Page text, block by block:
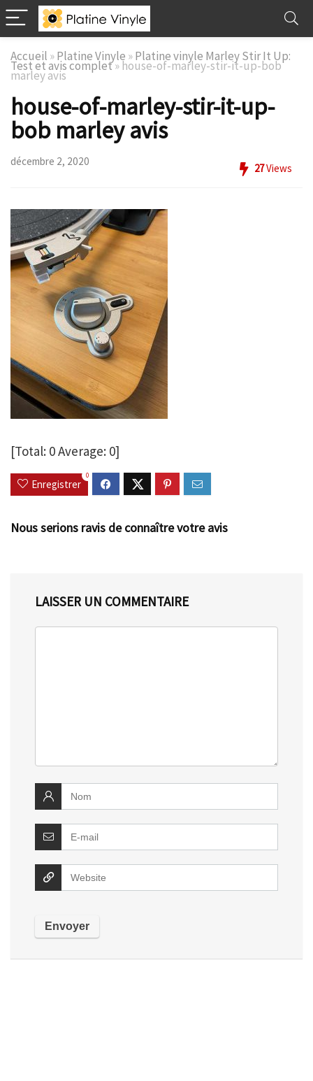
Accueil »Platine Vinyle »Platine vinyle Marley Stir It Up:
Test et avis complet» house-of-marley-stir-it-up-bob
marley avis
house-of-marley-stir-it-up-
bob marley avis
décembre 2, 2020
27Views
[Total: 0Average: 0]
Enregistrer
0
Nous serions ravis de connaître votre avis
LAISSER UN COMMENTAIRE